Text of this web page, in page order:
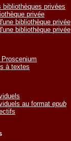
bibliothèques privées
privée
bibliothèque privée
bibliothèque privée
Proscenium
à textes
au format epub